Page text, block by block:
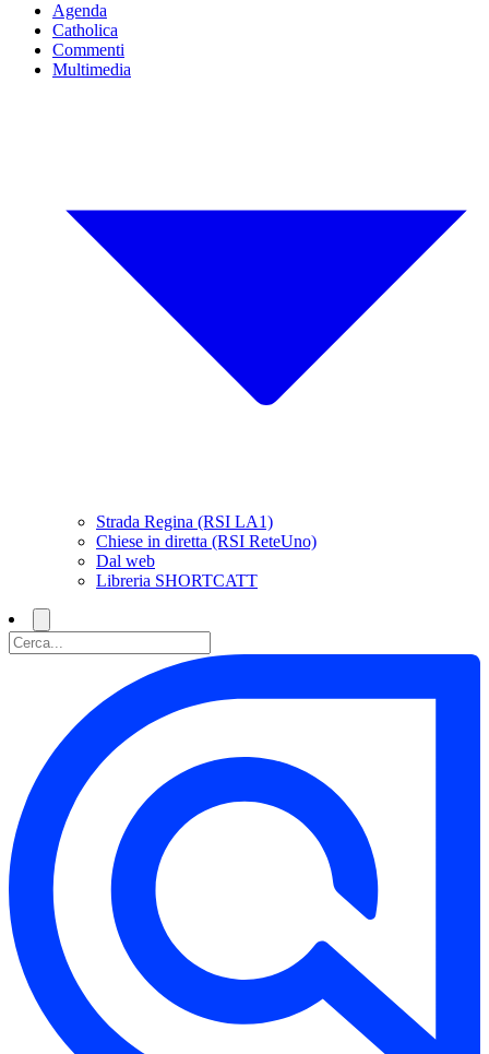
Agenda
Catholica
Commenti
Multimedia
Strada Regina (RSI LA1)
Chiese in diretta (RSI ReteUno)
Dal web
Libreria SHORTCATT